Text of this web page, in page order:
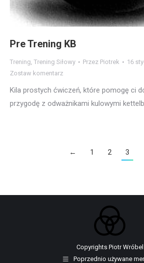
Pre Trening KB
Trening, Trening Siłowy Przez Piotrek
16
Zostaw komentarz
Kila prostych ćwiczeń, które pomogę ci
przygodę z odważnikami kulowymi
← 1 2 3
Copyrights Piotr Wróbel
Poprzednio używane